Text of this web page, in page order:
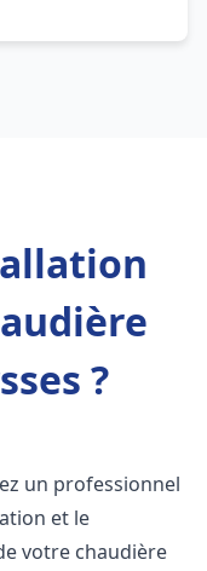
?
un professionnel
et le
votre chaudière